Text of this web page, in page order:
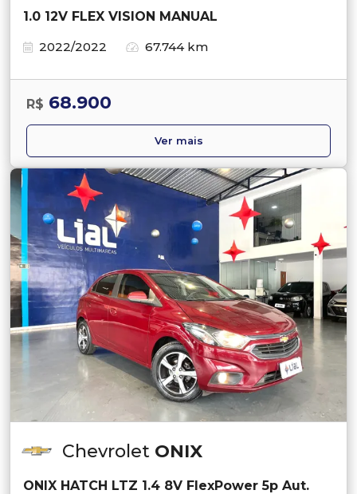
1.0 12V FLEX VISION MANUAL
2022/2022
67.744 km
R$ 68.900
Ver mais
Chevrolet ONIX
ONIX HATCH LTZ 1.4 8V FlexPower 5p Aut.